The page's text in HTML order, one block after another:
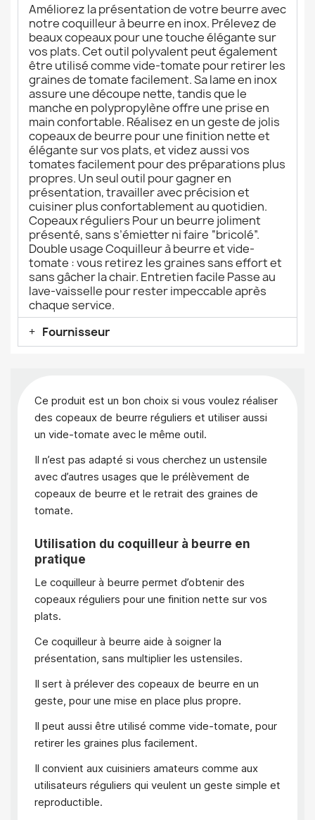
Améliorez la présentation de votre beurre avec
notre coquilleur à beurre en inox. Prélevez de
beaux copeaux pour une touche élégante sur
vos plats. Cet outil polyvalent peut également
être utilisé comme vide-tomate pour retirer les
graines de tomate facilement. Sa lame en inox
assure une découpe nette, tandis que le
manche en polypropylène offre une prise en
main confortable. Réalisez en un geste de jolis
copeaux de beurre pour une finition nette et
élégante sur vos plats, et videz aussi vos
tomates facilement pour des préparations plus
propres. Un seul outil pour gagner en
présentation, travailler avec précision et
cuisiner plus confortablement au quotidien.
Copeaux réguliers Pour un beurre joliment
présenté, sans s’émietter ni faire “bricolé”.
Double usage Coquilleur à beurre et vide-
tomate : vous retirez les graines sans effort et
sans gâcher la chair. Entretien facile Passe au
lave-vaisselle pour rester impeccable après
chaque service.
Fournisseur
Ce produit est un bon choix si vous voulez réaliser
des copeaux de beurre réguliers et utiliser aussi
un vide-tomate avec le même outil.
Il n’est pas adapté si vous cherchez un ustensile
avec d’autres usages que le prélèvement de
copeaux de beurre et le retrait des graines de
tomate.
Utilisation du coquilleur à beurre en
pratique
Le coquilleur à beurre permet d’obtenir des
copeaux réguliers pour une finition nette sur vos
plats.
Ce coquilleur à beurre aide à soigner la
présentation, sans multiplier les ustensiles.
Il sert à prélever des copeaux de beurre en un
geste, pour une mise en place plus propre.
Il peut aussi être utilisé comme vide-tomate, pour
retirer les graines plus facilement.
Il convient aux cuisiniers amateurs comme aux
utilisateurs réguliers qui veulent un geste simple et
reproductible.